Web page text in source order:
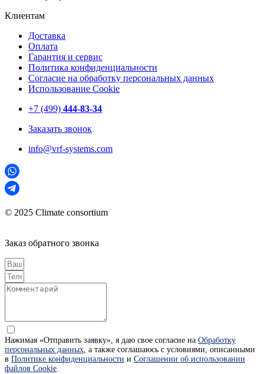
Клиентам
Доставка
Оплата
Гарантия и сервис
Политика конфиденциальности
Согласие на обработку персональных данных
Использование Cookie
+7 (499) 444-83-34
Заказать звонок
info@vrf-systems.com
© 2025 Climate consortium
Заказ обратного звонка
Нажимая «Отправить заявку», я даю свое согласие на Обработку
персональных данных, а также соглашаюсь с условиями, описанными
в Политике конфиденциальности и Соглашении об использовании
файлов Cookie.